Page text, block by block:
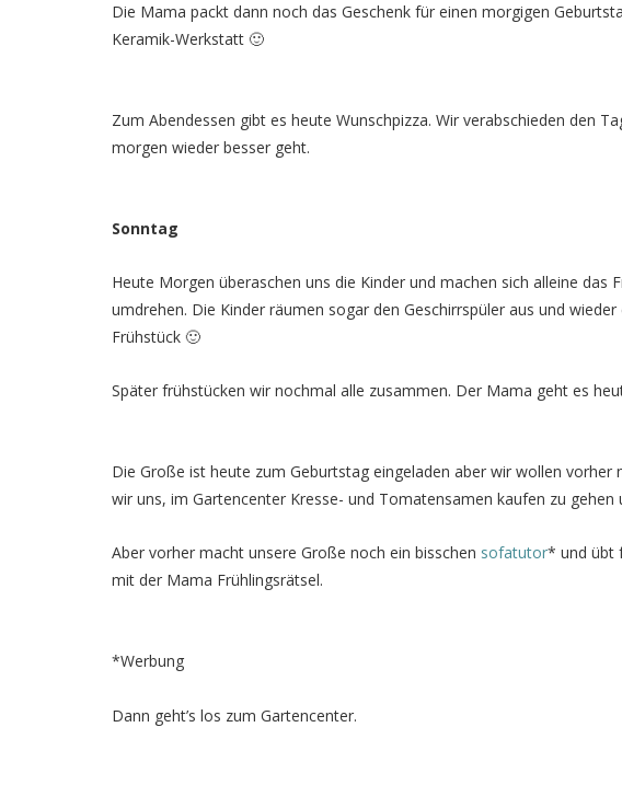
Die Mama packt dann noch das Geschenk für einen morgigen
Keramik-Werkstatt 🙂
Zum Abendessen gibt es heute Wunschpizza. Wir verabschieden den
morgen wieder besser geht.
Sonntag
Heute Morgen überaschen uns die Kinder und machen sich alleine
umdrehen. Die Kinder räumen sogar den Geschirrspüler aus und
Frühstück 🙂
Später frühstücken wir nochmal alle zusammen. Der Mama geht es
Die Große ist heute zum Geburtstag eingeladen aber wir wollen
wir uns, im Gartencenter Kresse- und Tomatensamen kaufen zu
Aber vorher macht unsere Große noch ein bisschen sofatutor* und übt
mit der Mama Frühlingsrätsel.
*Werbung
Dann geht’s los zum Gartencenter.